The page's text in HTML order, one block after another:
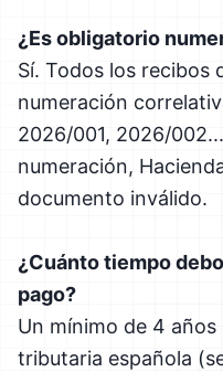
¿Es obligatorio
Sí. Todos los recibos
numeración
2026/001, 2026/
numeración,
documento inválido.
¿Cuánto tiempo
pago?
Un mínimo de 4
tributaria española